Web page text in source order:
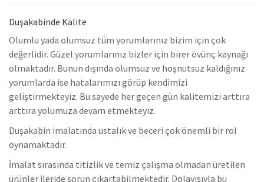
Duşakabinde Kalite
Olumlu yada olumsuz tüm yorumlarınız bizim için çok
değerlidir. Güzel yorumlarınız bizler için birer övünç kaynağı
olmaktadır. Bunun dışında olumsuz ve hoşnutsuz kaldığınız
yorumlarda ise hatalarımızı görüp kendimizi
geliştirmekteyiz. Bu sayede her geçen gün kalitemizi arttıra
arttıra yolumuza devam etmekteyiz.
Duşakabin imalatında ustalık ve beceri çok önemli bir rol
oynamaktadır.
İmalat sırasında titizlik ve temiz çalışma olmadan üretilen
ürünler ileride sorun çıkartabilmektedir. Dolayısıyla bu